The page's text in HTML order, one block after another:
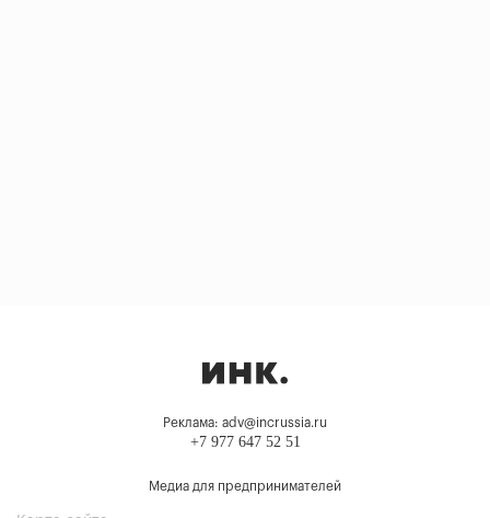
Реклама: adv@incrussia.ru
+7 977 647 52 51
Медиа для предпринимателей